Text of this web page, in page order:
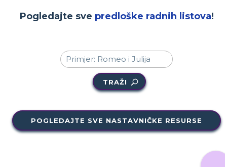
Pogledajte sve predloške radnih listova!
TRAŽI
POGLEDAJTE SVE NASTAVNIČKE RESURSE